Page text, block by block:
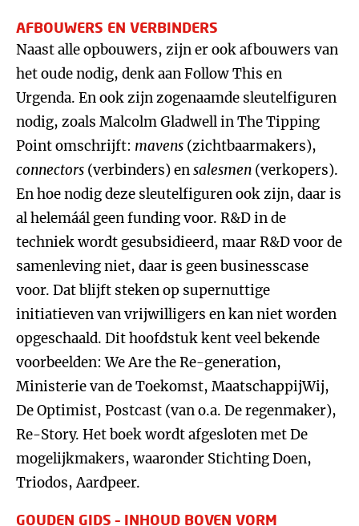
AFBOUWERS EN VERBINDERS
Naast alle opbouwers, zijn er ook afbouwers van
het oude nodig, denk aan Follow This en
Urgenda. En ook zijn zogenaamde sleutelfiguren
nodig, zoals Malcolm Gladwell in The Tipping
Point omschrijft: mavens (zichtbaarmakers),
connectors (verbinders) ensalesmen (verkopers).
En hoe nodig deze sleutelfiguren ook zijn, daar is
al helemáál geen funding voor. R&D in de
techniek wordt gesubsidieerd, maar R&D voor de
samenleving niet, daar is geen businesscase
voor. Dat blijft steken op supernuttige
initiatieven van vrijwilligers en kan niet worden
opgeschaald. Dit hoofdstuk kent veel bekende
voorbeelden: We Are the Re-generation,
Ministerie van de Toekomst, MaatschappijWij,
De Optimist, Postcast (van o.a. De regenmaker),
Re-Story. Het boek wordt afgesloten met De
mogelijkmakers, waaronder Stichting Doen,
Triodos, Aardpeer.
GOUDEN GIDS – INHOUD BOVEN VORM